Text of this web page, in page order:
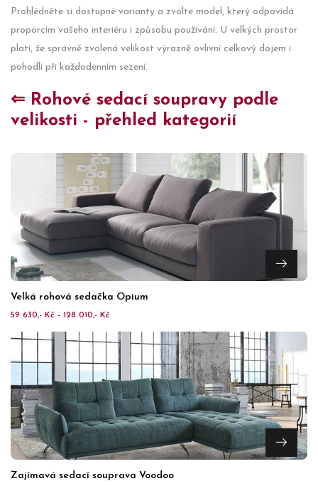
Prohlédněte si dostupné varianty a zvolte model, který odpovídá
proporcím vašeho interiéru i způsobu používání. U velkých prostor
platí, že správně zvolená velikost výrazně ovlivní celkový dojem i
pohodlí při každodenním sezení.
⇐ Rohové sedací soupravy podle
velikosti - přehled kategorií
Velká rohová sedačka Opium
59 630,- Kč - 128 010,- Kč
Zajímavá sedací souprava Voodoo